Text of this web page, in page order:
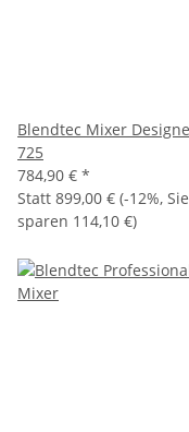
Blendtec Mixer
725
784,90 € *
Statt 899,00 € (-12%, Sie
sparen 114,10 €)